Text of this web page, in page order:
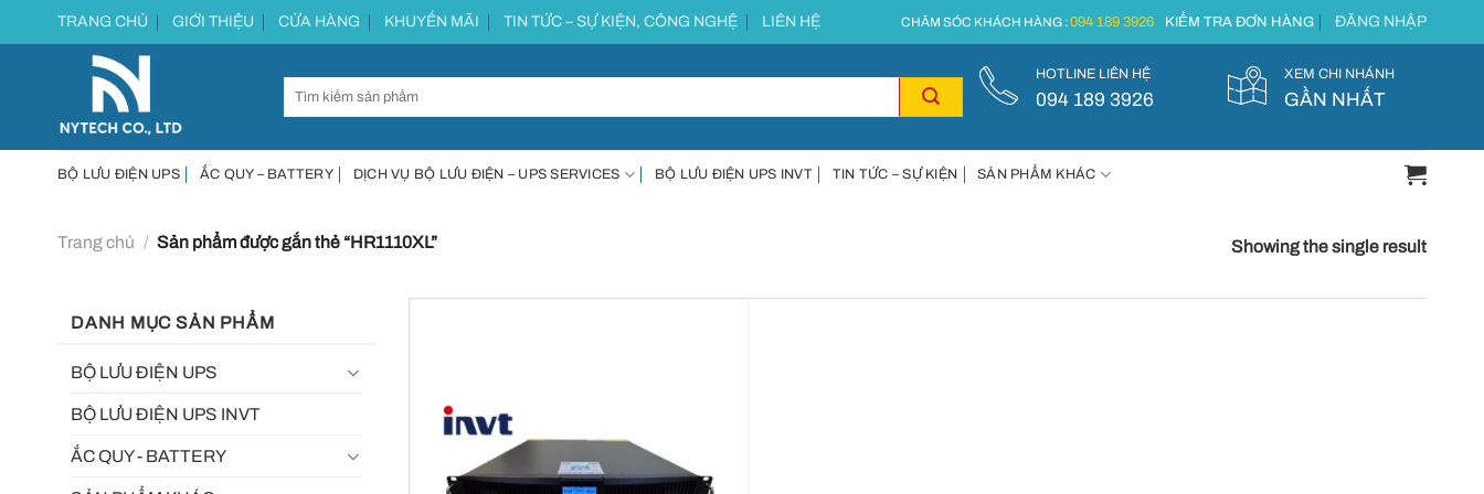
Chuyển
đến
TRANG CHỦ GIỚI THIỆU CỬA HÀNG KHUYẾN MÃI TIN TỨC – SỰ KIỆN, CÔNG NGHỆ LIÊN HỆ CHĂM SÓC KHÁCH HÀNG :094 189 3926 KIỂM TRA ĐƠN HÀNG ĐĂNG NHẬP
HOTLINE LIÊN HỆ
094 189 3926
XEM CHI NHÁNH
GẦN NHẤT
BỘ LƯU ĐIỆN UPS ẮC QUY – BATTERY DỊCH VỤ BỘ LƯU ĐIỆN – UPS SERVICES BỘ LƯU ĐIỆN UPS INVT TIN TỨC – SỰ KIỆN SẢN PHẨM KHÁC
Trang chủ / Sản phẩm được gắn thẻ “HR1110XL” Showing the single result
DANH MỤC SẢN PHẨM
BỘ LƯU ĐIỆN UPS
BỘ LƯU ĐIỆN UPS INVT
ẮC QUY - BATTERY